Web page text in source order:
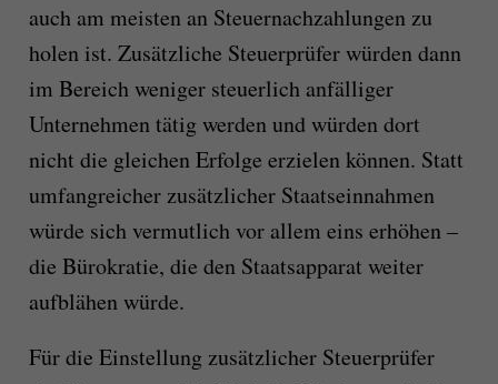
auch am meisten an Steuernachzahlungen zu
holen ist. Zusätzliche Steuerprüfer würden dann
im Bereich weniger steuerlich anfälliger
Unternehmen tätig werden und würden dort
nicht die gleichen Erfolge erzielen können. Statt
umfangreicher zusätzlicher Staatseinnahmen
würde sich vermutlich vor allem eins erhöhen –
die Bürokratie, die den Staatsapparat weiter
aufblähen würde.
Für die Einstellung zusätzlicher Steuerprüfer